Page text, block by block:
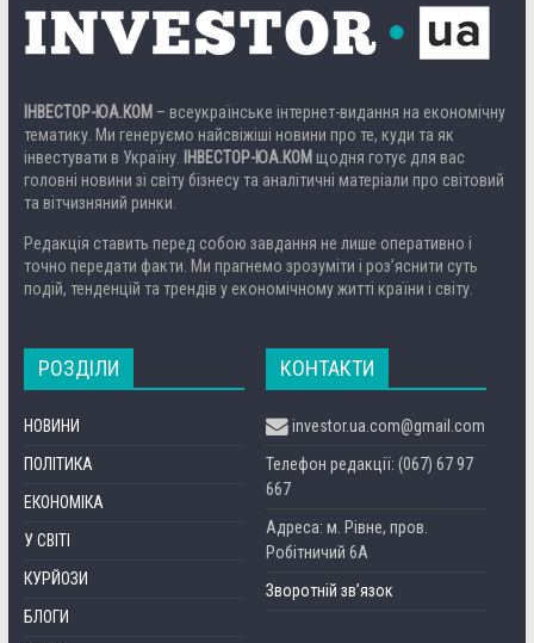
ІНВЕСТОР-ЮА.КОМ – всеукраїнське інтернет-видання на економічну
тематику. Ми генеруємо найсвіжіші новини про те, куди та як
інвестувати в Україну. ІНВЕСТОР-ЮА.КОМ щодня готує для вас
головні новини зі світу бізнесу та аналітичні матеріали про світовий
та вітчизняний ринки.
Редакція ставить перед собою завдання не лише оперативно і
точно передати факти. Ми прагнемо зрозуміти і роз’яснити суть
подій, тенденцій та трендів у економічному житті країни і світу.
РОЗДІЛИ
НОВИНИ
ПОЛІТИКА
ЕКОНОМІКА
У СВІТІ
КУРЙОЗИ
БЛОГИ
КОНТАКТИ
investor.ua.com@gmail.com
Телефон редакції: (067) 67 97
667
Адреса: м. Рівне, пров.
Робітничий 6А
Зворотній зв’язок